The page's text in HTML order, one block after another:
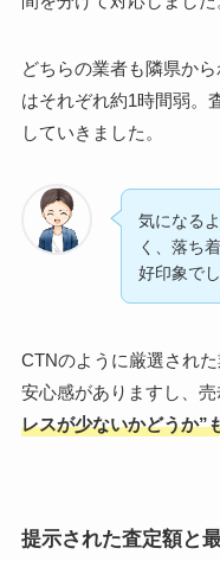
どちらの業者も隣県か
はそれぞれ約1時間弱。
していきました。
気になる
く、落ち
好印象で
CTNのように厳選され
安心感がありますし、売
レスが少ないかどうか”
提示された査定額と